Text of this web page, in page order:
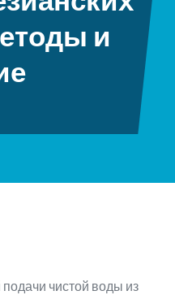
и
чистой воды из